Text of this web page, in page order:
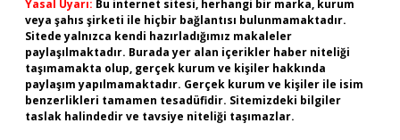
Yasal Uyarı: Bu internet sitesi, herhangi bir marka, kurum
veya şahıs şirketi ile hiçbir bağlantısı bulunmamaktadır.
Sitede yalnızca kendi hazırladığımız makaleler
paylaşılmaktadır. Burada yer alan içerikler haber niteliği
taşımamakta olup, gerçek kurum ve kişiler hakkında
paylaşım yapılmamaktadır. Gerçek kurum ve kişiler ile isim
benzerlikleri tamamen tesadüfidir. Sitemizdeki bilgiler
taslak halindedir ve tavsiye niteliği taşımazlar.